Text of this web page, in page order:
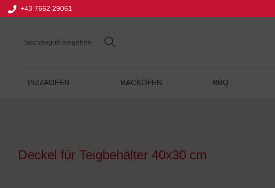
Zur Hauptnavigation springen
+43 7662 29061
PIZZAÖFEN BACKÖFEN BBQ
Deckel für Teigbehälter 40x30 cm